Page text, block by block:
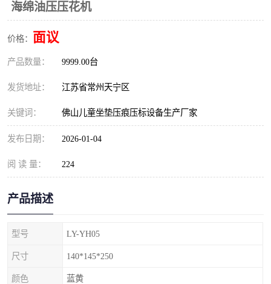
海绵油压压花机
价格： 面议
产品数量： 9999.00台
发货地址： 江苏省常州天宁区
关键词： 佛山儿童坐垫压痕压标设备生产厂家
发布日期： 2026-01-04
阅 读 量： 224
产品描述
型号 LY-YH05
尺寸 140*145*250
颜色 蓝黄